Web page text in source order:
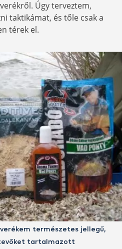
Úgy terveztem,
taktikámat, és tőle csak a
térek el.
természetes jellegű,
tartalmazott